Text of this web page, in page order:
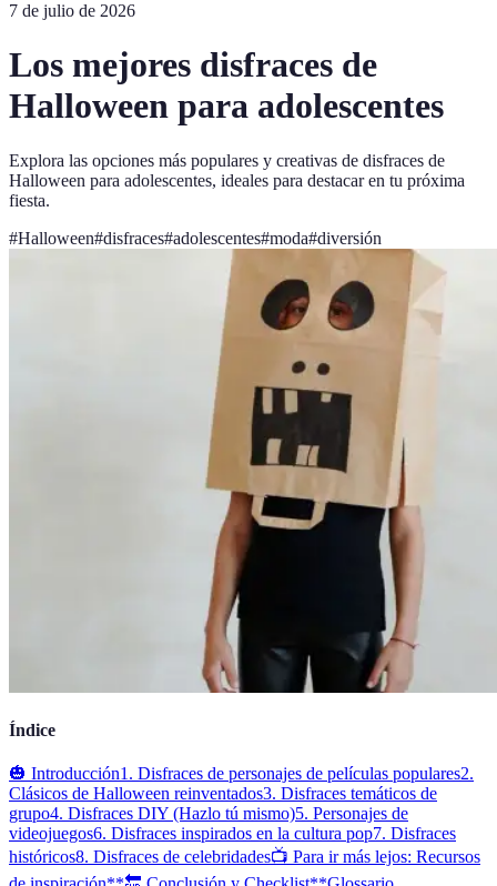
7 de julio de 2026
Los mejores disfraces de
Halloween para adolescentes
Explora las opciones más populares y creativas de disfraces de
Halloween para adolescentes, ideales para destacar en tu próxima
fiesta.
#Halloween#disfraces#adolescentes#moda#diversión
Índice
🎃 Introducción1. Disfraces de personajes de películas populares2.
Clásicos de Halloween reinventados3. Disfraces temáticos de
grupo4. Disfraces DIY (Hazlo tú mismo)5. Personajes de
videojuegos6. Disfraces inspirados en la cultura pop7. Disfraces
históricos8. Disfraces de celebridades📺 Para ir más lejos: Recursos